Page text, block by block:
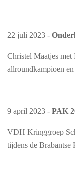
22 juli 2023 -
Christel Maatjes met
allroundkampioen
9 april 2023 - PAK
VDH Kringgroep
tijdens de Brabantse